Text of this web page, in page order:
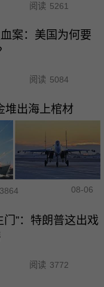
阅读 5261
案：美国为何要
阅读 5084
堆出海上棺材
3864 08-06
门”：特朗普这出戏
阅读 3772